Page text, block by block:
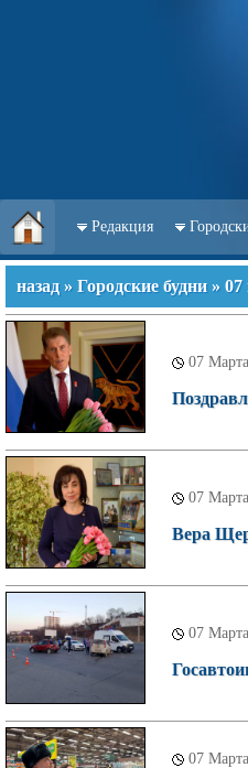
Редакция
назад » Городские будни »
07
07
Вера
07
07